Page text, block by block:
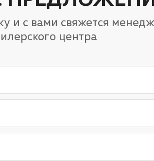
и с вами свяжется
центра